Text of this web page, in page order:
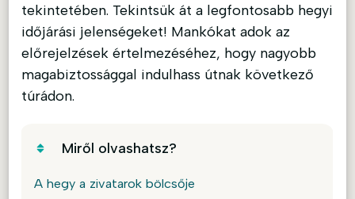
tekintetében. Tekintsük át a legfontosabb hegyi
időjárási jelenségeket! Mankókat adok az
előrejelzések értelmezéséhez, hogy nagyobb
magabiztossággal indulhass útnak következő
túrádon.
Miről olvashatsz?
A hegy a zivatarok bölcsője